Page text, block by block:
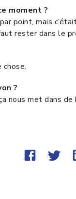
moment ?
point, mais
rester dans le
chose.
?
met dans de